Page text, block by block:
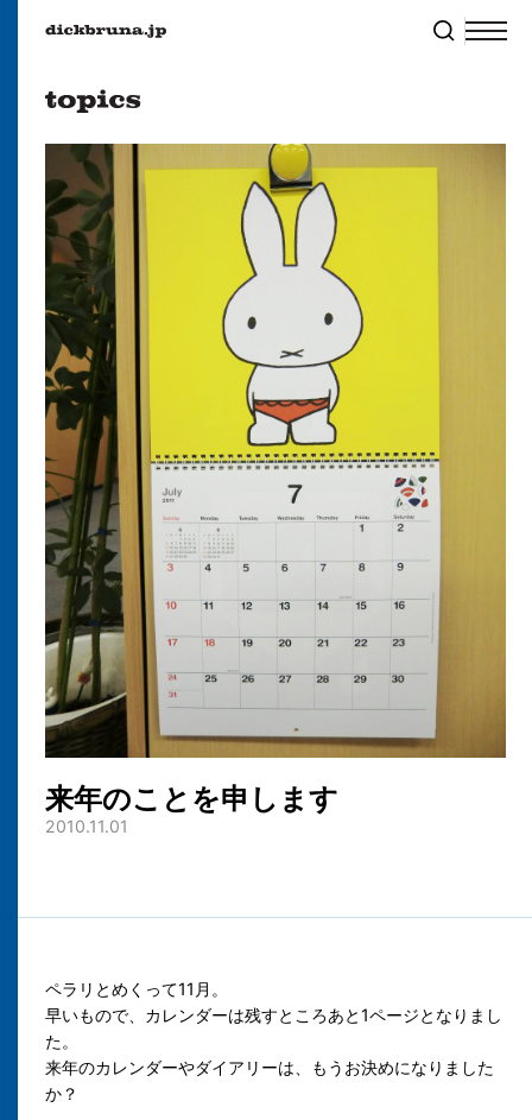
来年のことを申します
2010.11.01
ペラリとめくって11月。
早いもので、カレンダーは残すところあと1ページとなりまし
た。
来年のカレンダーやダイアリーは、もうお決めになりました
か？